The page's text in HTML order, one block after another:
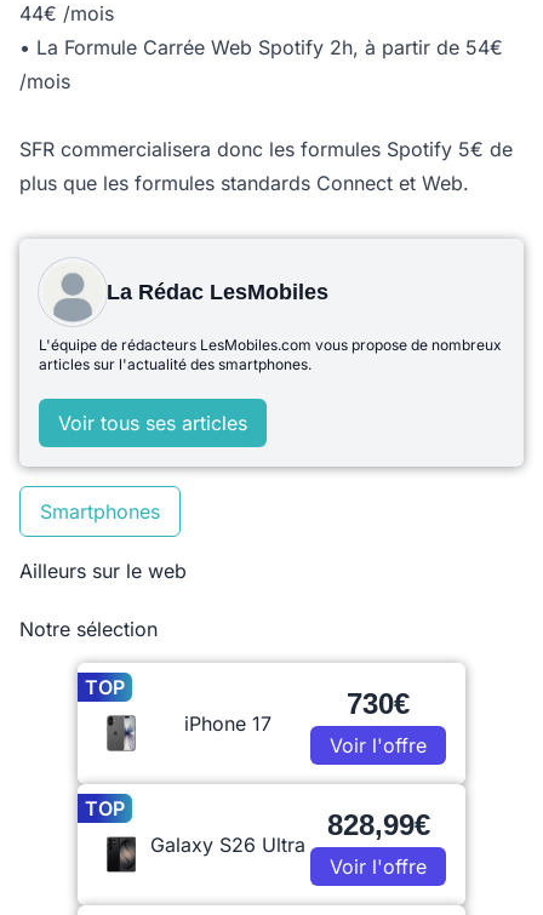
44€ /mois
• La Formule Carrée Web Spotify 2h, à partir de 54€
/mois
SFR commercialisera donc les formules Spotify 5€ de
plus que les formules standards Connect et Web.
La Rédac LesMobiles
L'équipe de rédacteurs LesMobiles.com vous propose de nombreux
articles sur l'actualité des smartphones.
Voir tous ses articles
Smartphones
Ailleurs sur le web
Notre sélection
TOP
iPhone 17
730€
Voir l'offre
TOP
Galaxy S26 Ultra
828,99€
Voir l'offre